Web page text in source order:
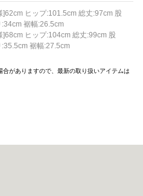
]62cm ヒップ:101.5cm 総丈:97cm 股
裾幅:26.5cm
]68cm ヒップ:104cm 総丈:99cm 股
裾幅:27.5cm
がありますので、最新の取り扱いアイテムは